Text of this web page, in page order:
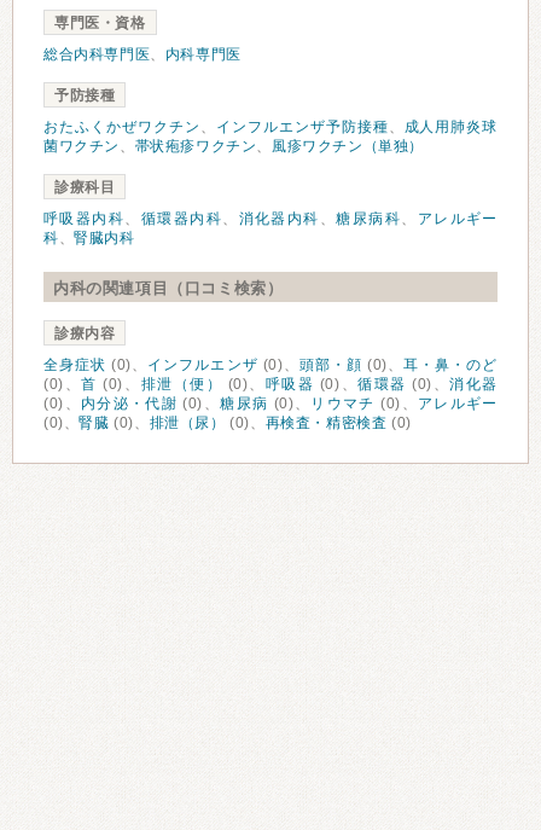
専門医・資格
総合内科専門医、 内科専門医
予防接種
おたふくかぜワクチン 、 インフルエンザ予防接種、
成人用肺炎球
菌ワクチン 、 帯状疱疹ワクチン、 風疹ワクチン（単独）
診療科目
呼吸器内科、 循環器内科、 消化器内科 、糖尿病科、 アレルギー
科、腎臓内科
内科の関連項目（口コミ検索）
診療内容
全身症状 (0)、 インフルエンザ (0)、 頭部・顔 (0)、耳・鼻・のど
(0)、首 (0)、 排泄（便） (0)、 呼吸器 (0)、循環器 (0)、消化器
(0)、 内分泌・代謝 (0)、糖尿病 (0)、 リウマチ (0)、 アレルギー
(0)、腎臓 (0)、 排泄（尿） (0)、 再検査・精密検査 (0)